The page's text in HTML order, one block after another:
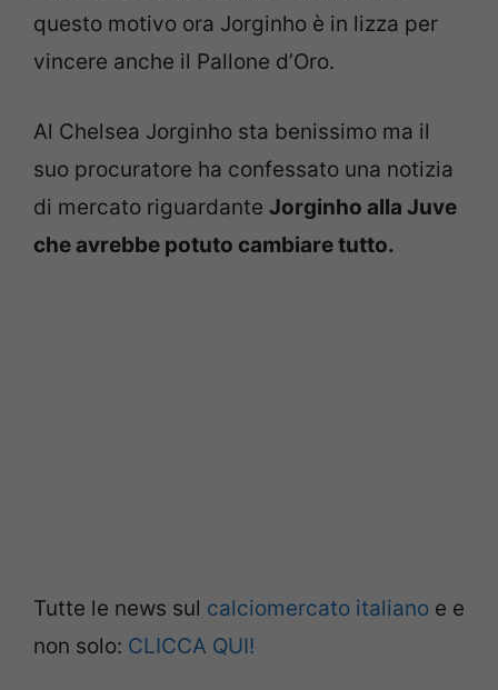
questo motivo ora Jorginho è in lizza per
vincere anche il Pallone d’Oro.
Al Chelsea Jorginho sta benissimo ma il
suo procuratore ha confessato una notizia
di mercato riguardante Jorginho alla Juve
che avrebbe potuto cambiare tutto.
Tutte le news sul calciomercato italiano e e
non solo: CLICCA QUI!